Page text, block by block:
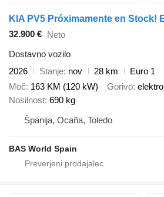
32.900 € Neto
Dostavno vozilo
2026
Stanje nov 28 km
Euro 1
Moč 163 KM (120 kW) Gorivo elektro
Nosilnost 690 kg
Španija, Ocaña, Toledo
BAS World Spain